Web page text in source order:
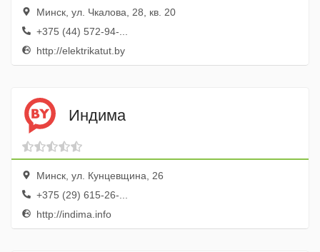
Минск, ул. Чкалова, 28, кв. 20
+375 (44) 572-94-...
http://elektrikatut.by
Индима
Минск, ул. Кунцевщина, 26
+375 (29) 615-26-...
http://indima.info